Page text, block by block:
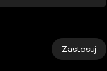
Zastosuj